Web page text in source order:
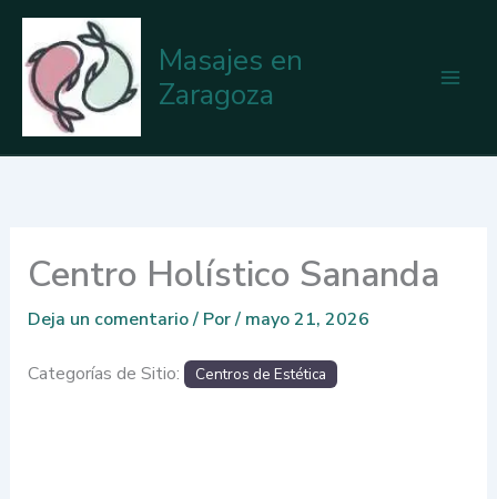
contenido
Masajes en
Zaragoza
Centro Holístico Sananda
Deja un comentario/ Por/ mayo 21, 2026
Categorías de Sitio: Centros de Estética